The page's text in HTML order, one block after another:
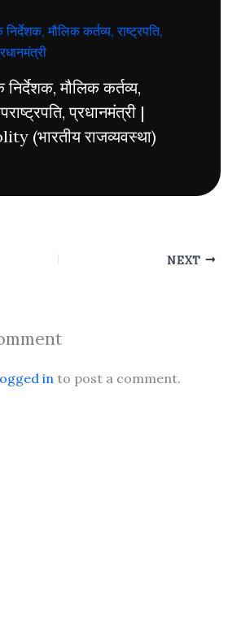
निर्देशक, मौलिक कर्तव्य,
प्रधानमंत्री |
(भारतीय राजव्यवस्था)
NEXT
in to post a comment.